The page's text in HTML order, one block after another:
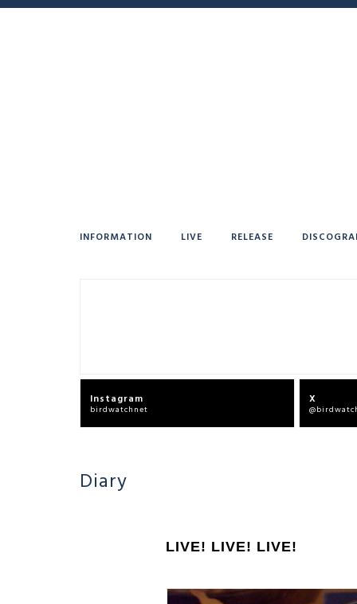
INFORMATION LIVE RELEASE
Instagram
birdwatchnet
X
Diary
LIVE! LIVE! LIVE!